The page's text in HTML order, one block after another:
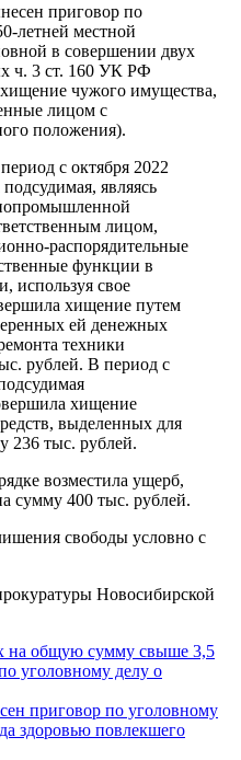
приговор по
летней местной
в совершении двух
ч. 3 ст. 160 УК РФ
хищение чужого имущества,
лицом с
положения).
с октября 2022
являясь
лицом,
распорядительные
функции в
используя свое
хищение путем
ей денежных
техники
рублей. В период с
хищение
выделенных для
236 тыс. рублей.
возместила ущерб,
сумму 400 тыс. рублей.
свободы условно с
Новосибирской
на общую сумму свыше 3,5
уголовному делу о
приговор по уголовному
здоровью повлекшего